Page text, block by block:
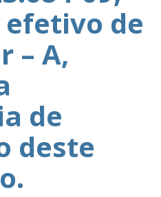
de
– A,
de
deste